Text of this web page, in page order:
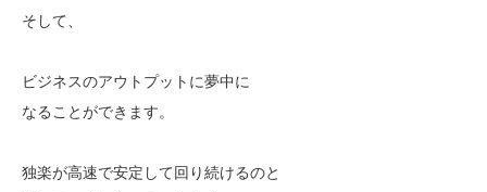
そして、
ビジネスのアウトプットに夢中に
なることができます。
独楽が高速で安定して回り続けるのと